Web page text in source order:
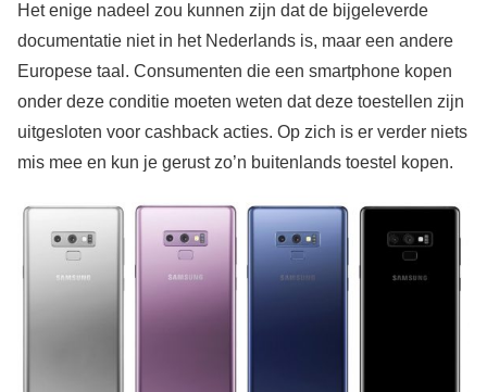
Het enige nadeel zou kunnen zijn dat de bijgeleverde
documentatie niet in het Nederlands is, maar een andere
Europese taal. Consumenten die een smartphone kopen
onder deze conditie moeten weten dat deze toestellen zijn
uitgesloten voor cashback acties. Op zich is er verder niets
mis mee en kun je gerust zo’n buitenlands toestel kopen.